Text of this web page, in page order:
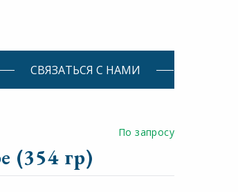
СВЯЗАТЬСЯ С НАМИ
По запросу
(354 гр)